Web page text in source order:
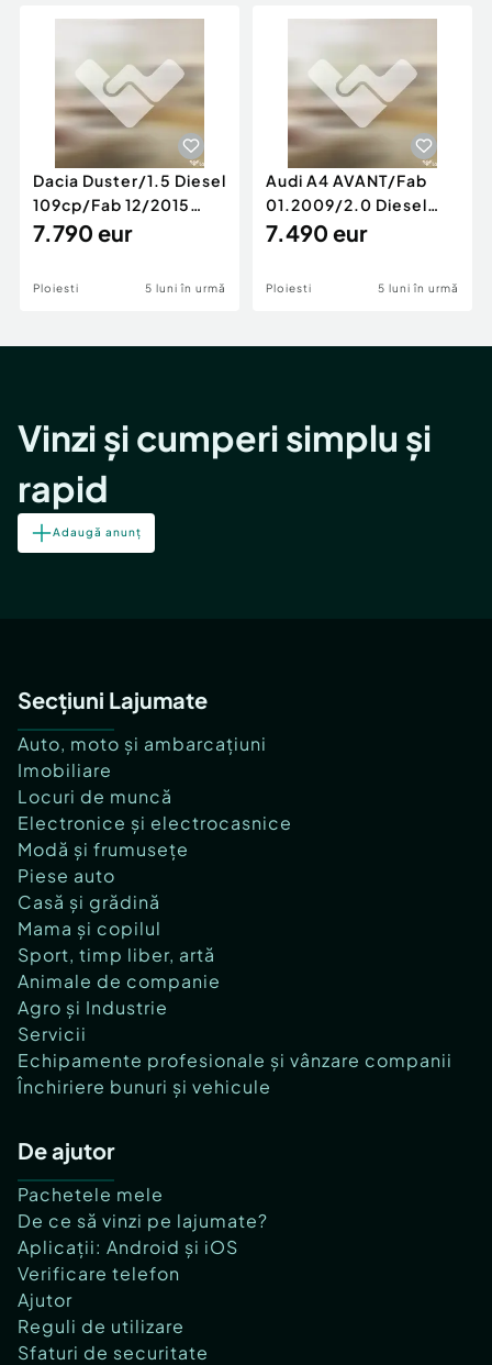
Animale de companie
Afaceri și echipamente profesionale
Inchiriere Bunuri si Vehicule
Utilaje agricole si industriale
Piese auto si accesorii
Dacia Duster
Dacia Duster/1.5 Diesel
109cp/Fab 12/2015
/Euro 5/GARANTIE 12
7.790 eur
Ploiesti 5 luni în urmă
Audi A4 AVANT/Fab
01.2009/2.0 Diesel
140cp/Posibilitate
7.490 eur
Ploiesti 5 luni în urmă
Vinzi și cumperi simplu și
rapid
Adaugă anunț
Secțiuni Lajumate
Auto, moto și ambarcațiuni
Imobiliare
Locuri de muncă
Electronice și electrocasnice
Modă și frumusețe
Piese auto
Casă și grădină
Mama și copilul
Sport, timp liber, artă
Animale de companie
Agro și Industrie
Servicii
Echipamente profesionale și vânzare companii
Închiriere bunuri și vehicule
De ajutor
Pachetele mele
De ce să vinzi pe lajumate?
Aplicații: Android și iOS
Verificare telefon
Ajutor
Reguli de utilizare
Sfaturi de securitate